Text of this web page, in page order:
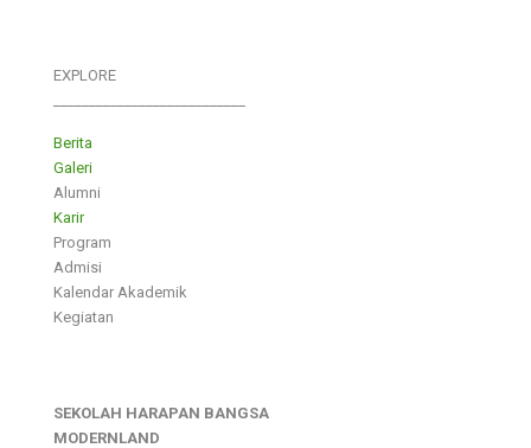
EXPLORE
Berita
Galeri
Alumni
Karir
Program
Admisi
Kalendar Akademik
Kegiatan
SEKOLAH HARAPAN BANGSA
MODERNLAND